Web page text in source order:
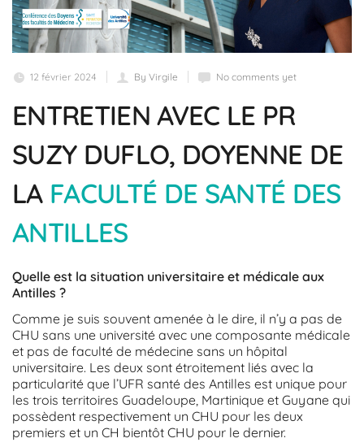
12 février 2024 By Virgile No comments yet
ENTRETIEN AVEC LE PR
SUZY DUFLO, DOYENNE DE
LA FACULTÉ DE SANTÉ DES
ANTILLES
Quelle est la situation universitaire et médicale aux
Antilles ?
Comme je suis souvent amenée à le dire, il n’y a pas de
CHU sans une université avec une composante médicale
et pas de faculté de médecine sans un hôpital
universitaire. Les deux sont étroitement liés avec la
particularité que l’UFR santé des Antilles est unique pour
les trois territoires Guadeloupe, Martinique et Guyane qui
possèdent respectivement un CHU pour les deux
premiers et un CH bientôt CHU pour le dernier.